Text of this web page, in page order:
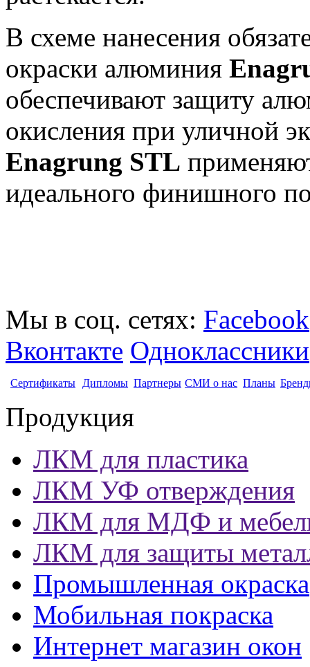
В схеме нанесения
окраски алюминия
обеспечивают защиту
окисления при уличной
Enagrung STL
идеального финишного
Мы в соц. сетях: Facebook
Вконтакте Одноклассники
Сертификаты Дипломы Партнеры СМИ о нас Планы
Продукция
ЛКМ для пластика
ЛКМ УФ отверждения
ЛКМ для МДФ и
ЛКМ для защиты
Промышленная окраска
Мобильная покраска
Интернет магазин окон